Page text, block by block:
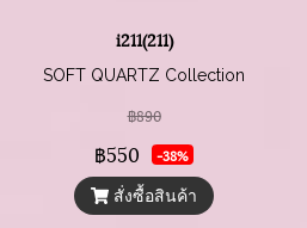
i211(211)
SOFT QUARTZ Collection
฿890
฿550 -38%
สั่งซื้อสินค้า